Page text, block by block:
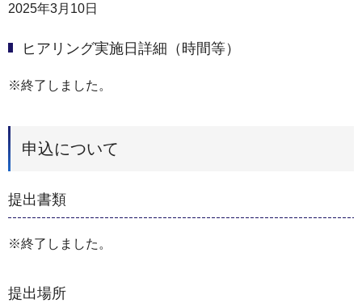
2025年3月10日
ヒアリング実施日詳細（時間等）
※終了しました。
申込について
提出書類
※終了しました。
提出場所